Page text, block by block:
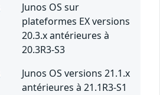
Junos OS sur
plateformes EX versions
20.3.x antérieures à
20.3R3-S3
Junos OS versions 21.1.x
antérieures à 21.1R3-S1